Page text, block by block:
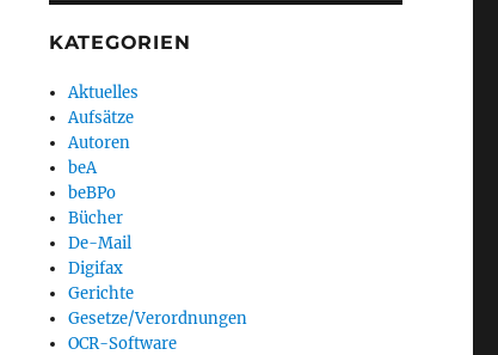
KATEGORIEN
Aktuelles
Aufsätze
Autoren
beA
beBPo
Bücher
De-Mail
Digifax
Gerichte
Gesetze/Verordnungen
OCR-Software